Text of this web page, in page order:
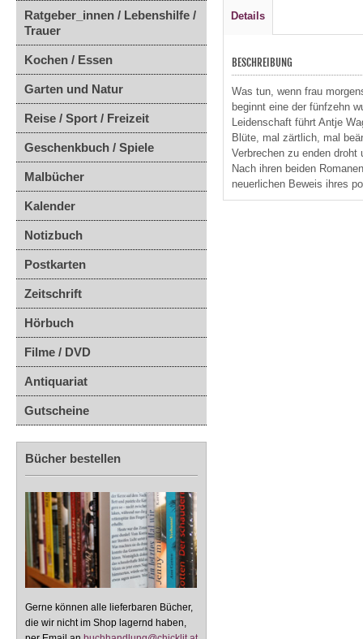
Ratgeber_innen / Lebenshilfe /
Trauer
Kochen / Essen
Garten und Natur
Reise / Sport / Freizeit
Geschenkbuch / Spiele
Malbücher
Kalender
Notizbuch
Postkarten
Zeitschrift
Hörbuch
Filme / DVD
Antiquariat
Gutscheine
Bücher bestellen
Gerne können alle lieferbaren Bücher,
die wir nicht im Shop lagernd haben,
Details
BESCHREIBUNG
Was tun, wenn frau
beginnt eine der fünfzehn
Leidenschaft führt Antje
Blüte, mal zärtlich, mal
Verbrechen zu enden
Nach ihren beiden
neuerlichen Beweis ihres